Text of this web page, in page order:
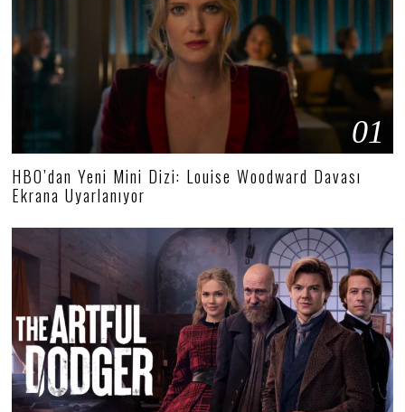
01
HBO’dan Yeni Mini Dizi: Louise Woodward Davası
Ekrana Uyarlanıyor